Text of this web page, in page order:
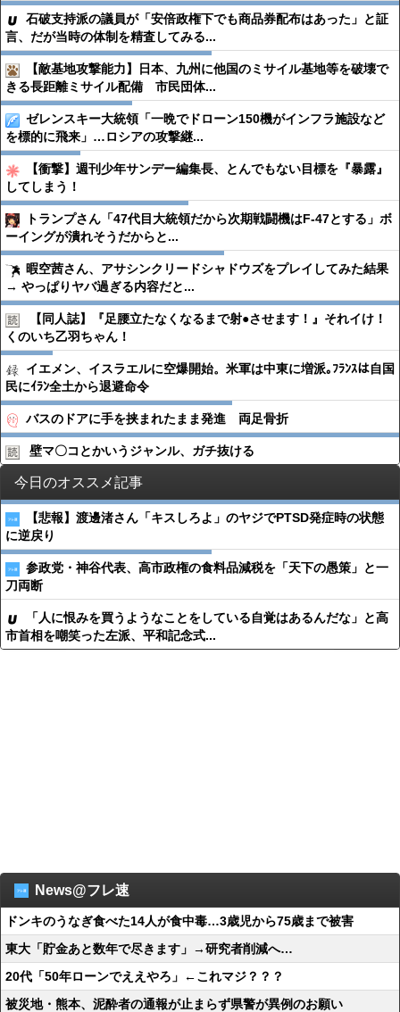
石破支持派の議員が「安倍政権下でも商品券配布はあった」と証
言、だが当時の体制を精査してみる...
【敵基地攻撃能力】日本、九州に他国のミサイル基地等を破壊で
きる長距離ミサイル配備 市民団体...
ゼレンスキー大統領「一晩でドローン150機がインフラ施設など
を標的に飛来」…ロシアの攻撃継...
【衝撃】週刊少年サンデー編集長、とんでもない目標を『暴露』
してしまう！
トランプさん「47代目大統領だから次期戦闘機はF-47とする」ボ
ーイングが潰れそうだからと...
暇空茜さん、アサシンクリードシャドウズをプレイしてみた結果
→ やっぱりヤバ過ぎる内容だと...
【同人誌】『足腰立たなくなるまで射●︎させます！』それイけ！
くのいち乙羽ちゃん！
イエメン、イスラエルに空爆開始。米軍は中東に増派｡ﾌﾗﾝｽは自国
民にｲﾗﾝ全土から退避命令
バスのドアに手を挟まれたまま発進 両足骨折
壁マ〇コとかいうジャンル、ガチ抜ける
今日のオススメ記事
【悲報】渡邊渚さん「キスしろよ」のヤジでPTSD発症時の状態
に逆戻り
参政党・神谷代表、高市政権の食料品減税を「天下の愚策」と一
刀両断
「人に恨みを買うようなことをしている自覚はあるんだな」と高
市首相を嘲笑った左派、平和記念式...
News@フレ速
ドンキのうなぎ食べた14人が食中毒…3歳児から75歳まで被害
東大「貯金あと数年で尽きます」→研究者削減へ…
20代「50年ローンでええやろ」←これマジ？？？
被災地・熊本、泥酔者の通報が止まらず県警が異例のお願い